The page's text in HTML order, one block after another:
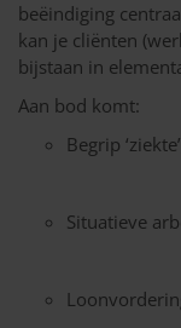
beëindiging
kan je cliënten
bijstaan in
Aan bod komt:
Begrip
Situatieve